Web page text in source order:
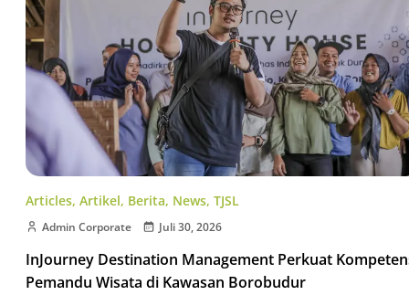
Articles, Artikel, Berita, News, TJSL
Admin Corporate Juli 30, 2026
InJourney Destination Management Perkuat
Pemandu Wisata di Kawasan Borobudur